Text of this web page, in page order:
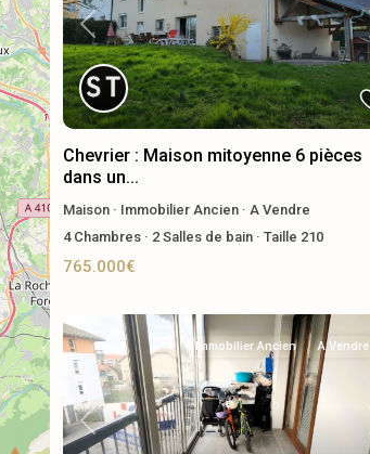
Previous
Chevrier : Maison mitoyenne 6 pièces
dans un...
Maison · Immobilier Ancien · A Vendre
4Chambres · 2 Salles de bain · Taille 210
765.000€
Previous
Immobilier Ancien A Vendre